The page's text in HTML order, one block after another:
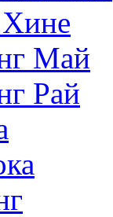
Май
Рай